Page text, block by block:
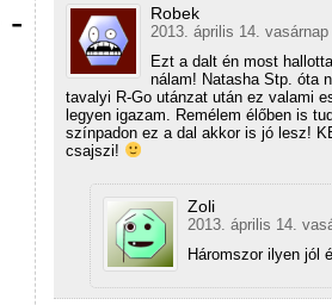
-
Robek
2013. április 14.
Ezt a dalt én most
nálam! Natasha Stp. óta
tavalyi R-Go utánzat után ez valami
legyen igazam. Remélem élőben is
színpadon ez a dal akkor is jó lesz!
csajszi!
Zoli
2013. április 14.
Háromszor ilyen jól